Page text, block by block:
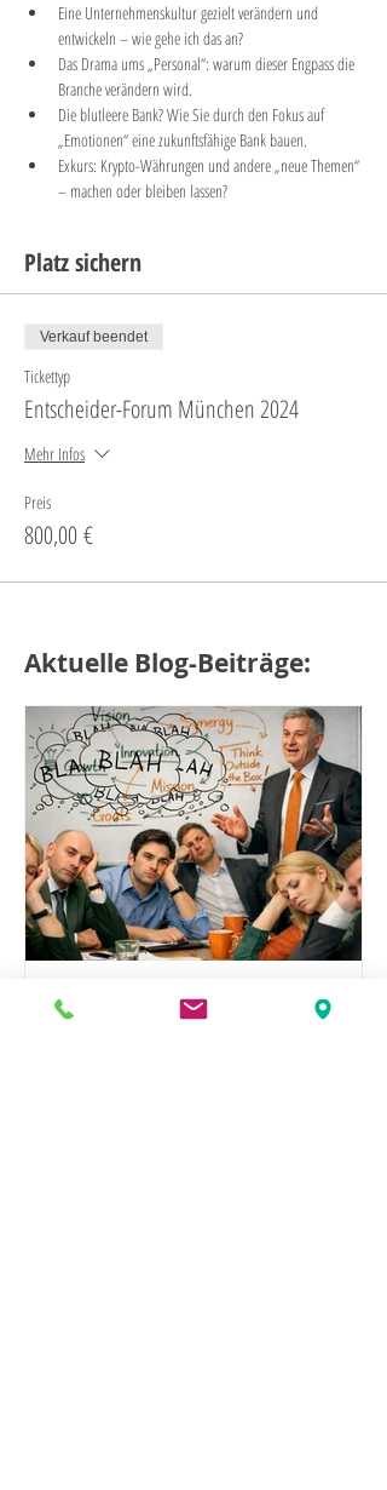
Eine Unternehmenskultur gezielt verändern und
entwickeln – wie gehe ich das an?
Das Drama ums „Personal“: warum dieser Engpass die
Branche verändern wird.
Die blutleere Bank? Wie Sie durch den Fokus auf
„Emotionen“ eine zukunftsfähige Bank bauen.
Exkurs: Krypto-Währungen und andere „neue Themen“
– machen oder bleiben lassen?
Platz sichern
Verkauf beendet
Tickettyp
Entscheider-Forum München 2024
Mehr Infos
Preis
800,00 €
Aktuelle Blog-Beiträge:
Stoppt das Strategie-Bla-Bla! Ist